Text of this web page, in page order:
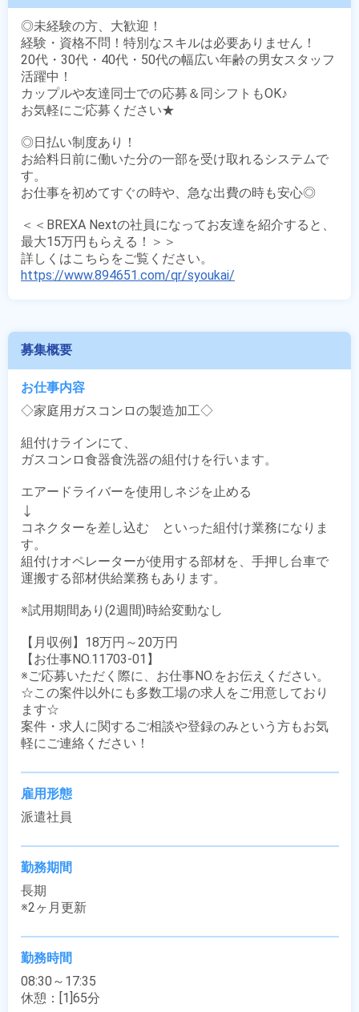
◎未経験の方、大歓迎！
経験・資格不問！特別なスキルは必要ありません！
20代・30代・40代・50代の幅広い年齢の男女スタッフ
活躍中！
カップルや友達同士での応募＆同シフトもOK♪
お気軽にご応募ください★
◎日払い制度あり！
お給料日前に働いた分の一部を受け取れるシステムで
す。
お仕事を初めてすぐの時や、急な出費の時も安心◎
＜＜BREXA Nextの社員になってお友達を紹介すると、
最大15万円もらえる！＞＞
https://www.894651.com/qr/syoukai/
募集概要
お仕事内容
◇家庭用ガスコンロの製造加工◇
組付けラインにて、
ガスコンロ食器食洗器の組付けを行います。
エアードライバーを使用しネジを止める
↓
コネクターを差し込む　といった組付け業務になりま
す。
組付けオペレーターが使用する部材を、手押し台車で
運搬する部材供給業務もあります。
※試用期間あり(2週間)時給変動なし
【月収例】18万円～20万円
【お仕事NO.11703-01】
※ご応募いただく際に、お仕事NO.をお伝えください。
☆この案件以外にも多数工場の求人をご用意しており
ます☆
案件・求人に関するご相談や登録のみという方もお気
軽にご連絡ください！
雇用形態
派遣社員
勤務期間
長期
※2ヶ月更新
勤務時間
08:30～17:35
休憩：[1]65分